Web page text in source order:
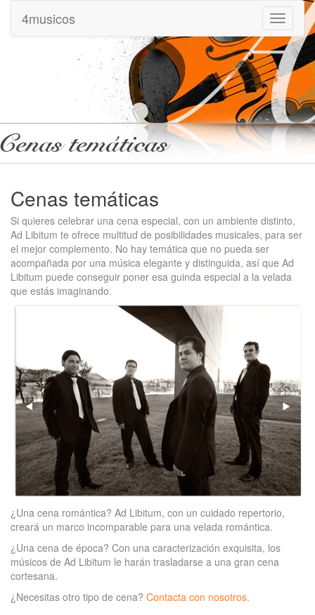
Mostrar
menu
4musicos
Cenas temáticas
Si quieres celebrar una cena especial, con un ambiente distinto,
Ad Libitum te ofrece multitud de posibilidades musicales, para ser
el mejor complemento. No hay temática que no pueda ser
acompañada por una música elegante y distinguida, así que Ad
Libitum puede conseguir poner esa guinda especial a la velada
que estás imaginando.
¿Una cena romántica? Ad Libitum, con un cuidado repertorio,
creará un marco incomparable para una velada romántica.
¿Una cena de época? Con una caracterización exquisita, los
músicos de Ad Libitum le harán trasladarse a una gran cena
cortesana.
¿Necesitas otro tipo de cena? Contacta con nosotros.